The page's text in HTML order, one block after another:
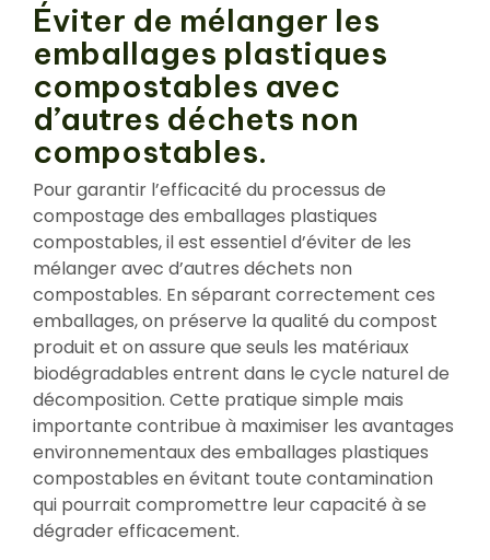
Éviter de mélanger les
emballages plastiques
compostables avec
d’autres déchets non
compostables.
Pour garantir l’efficacité du processus de
compostage des emballages plastiques
compostables, il est essentiel d’éviter de les
mélanger avec d’autres déchets non
compostables. En séparant correctement ces
emballages, on préserve la qualité du compost
produit et on assure que seuls les matériaux
biodégradables entrent dans le cycle naturel de
décomposition. Cette pratique simple mais
importante contribue à maximiser les avantages
environnementaux des emballages plastiques
compostables en évitant toute contamination
qui pourrait compromettre leur capacité à se
dégrader efficacement.